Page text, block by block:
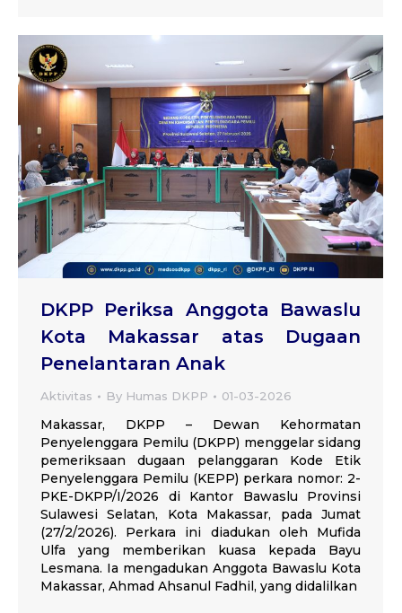
DKPP Periksa Anggota Bawaslu
Kota Makassar atas Dugaan
Penelantaran Anak
Aktivitas By Humas DKPP 01-03-2026
Makassar, DKPP – Dewan Kehormatan
Penyelenggara Pemilu (DKPP) menggelar sidang
pemeriksaan dugaan pelanggaran Kode Etik
Penyelenggara Pemilu (KEPP) perkara nomor: 2-
PKE-DKPP/I/2026 di Kantor Bawaslu Provinsi
Sulawesi Selatan, Kota Makassar, pada Jumat
(27/2/2026). Perkara ini diadukan oleh Mufida
Ulfa yang memberikan kuasa kepada Bayu
Lesmana. Ia mengadukan Anggota Bawaslu Kota
Makassar, Ahmad Ahsanul Fadhil, yang didalilkan